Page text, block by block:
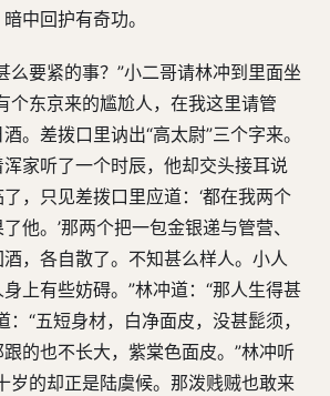
中回护有奇功。
么要紧的事？”小二哥请林冲到里面坐
个东京来的尴尬人，在我这里请管
。差拨口里讷出“高太尉”三个字来。
家听了一个时辰，他却交头接耳说
，只见差拨口里应道：‘都在我两个
他。’那两个把一包金银递与管营、
，各自散了。不知甚么样人。小人
上有些妨碍。”林冲道：“那人生得甚
：“五短身材，白净面皮，没甚髭须，
的也不长大，紫棠色面皮。”林冲听
岁的却正是陆虞候。那泼贱贼也敢来